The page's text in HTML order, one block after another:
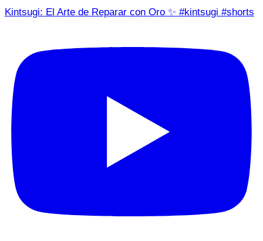
Kintsugi: El Arte de Reparar con Oro ✨ #kintsugi #shorts